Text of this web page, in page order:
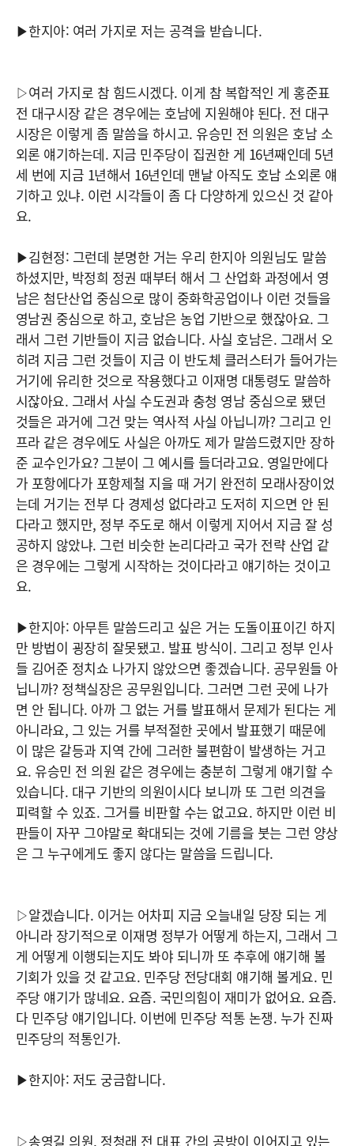
▶한지아: 여러 가지로 저는 공격을 받습니다.
▷여러 가지로 참 힘드시겠다. 이게 참 복합적인 게 홍준표
전 대구시장 같은 경우에는 호남에 지원해야 된다. 전 대구
시장은 이렇게 좀 말씀을 하시고. 유승민 전 의원은 호남 소
외론 얘기하는데. 지금 민주당이 집권한 게 16년째인데 5년
세 번에 지금 1년해서 16년인데 맨날 아직도 호남 소외론 얘
기하고 있냐. 이런 시각들이 좀 다 다양하게 있으신 것 같아
요.
▶김현정: 그런데 분명한 거는 우리 한지아 의원님도 말씀
하셨지만, 박정희 정권 때부터 해서 그 산업화 과정에서 영
남은 첨단산업 중심으로 많이 중화학공업이나 이런 것들을
영남권 중심으로 하고, 호남은 농업 기반으로 했잖아요. 그
래서 그런 기반들이 지금 없습니다. 사실 호남은. 그래서 오
히려 지금 그런 것들이 지금 이 반도체 클러스터가 들어가는
거기에 유리한 것으로 작용했다고 이재명 대통령도 말씀하
시잖아요. 그래서 사실 수도권과 충청 영남 중심으로 됐던
것들은 과거에 그건 맞는 역사적 사실 아닙니까? 그리고 인
프라 같은 경우에도 사실은 아까도 제가 말씀드렸지만 장하
준 교수인가요? 그분이 그 예시를 들더라고요. 영일만에다
가 포항에다가 포항제철 지을 때 거기 완전히 모래사장이었
는데 거기는 전부 다 경제성 없다라고 도저히 지으면 안 된
다라고 했지만, 정부 주도로 해서 이렇게 지어서 지금 잘 성
공하지 않았냐. 그런 비슷한 논리다라고 국가 전략 산업 같
은 경우에는 그렇게 시작하는 것이다라고 얘기하는 것이고
요.
▶한지아: 아무튼 말씀드리고 싶은 거는 도돌이표이긴 하지
만 방법이 굉장히 잘못됐고. 발표 방식이. 그리고 정부 인사
들 김어준 정치쇼 나가지 않았으면 좋겠습니다. 공무원들 아
닙니까? 정책실장은 공무원입니다. 그러면 그런 곳에 나가
면 안 됩니다. 아까 그 없는 거를 발표해서 문제가 된다는 게
아니라요, 그 있는 거를 부적절한 곳에서 발표했기 때문에
이 많은 갈등과 지역 간에 그러한 불편함이 발생하는 거고
요. 유승민 전 의원 같은 경우에는 충분히 그렇게 얘기할 수
있습니다. 대구 기반의 의원이시다 보니까 또 그런 의견을
피력할 수 있죠. 그거를 비판할 수는 없고요. 하지만 이런 비
판들이 자꾸 그야말로 확대되는 것에 기름을 붓는 그런 양상
은 그 누구에게도 좋지 않다는 말씀을 드립니다.
▷알겠습니다. 이거는 어차피 지금 오늘내일 당장 되는 게
아니라 장기적으로 이재명 정부가 어떻게 하는지, 그래서 그
게 어떻게 이행되는지도 봐야 되니까 또 추후에 얘기해 볼
기회가 있을 것 같고요. 민주당 전당대회 얘기해 볼게요. 민
주당 얘기가 많네요. 요즘. 국민의힘이 재미가 없어요. 요즘.
다 민주당 얘기입니다. 이번에 민주당 적통 논쟁. 누가 진짜
민주당의 적통인가.
▶한지아: 저도 궁금합니다.
▷송영길 의원, 정청래 전 대표 간의 공방이 이어지고 있는